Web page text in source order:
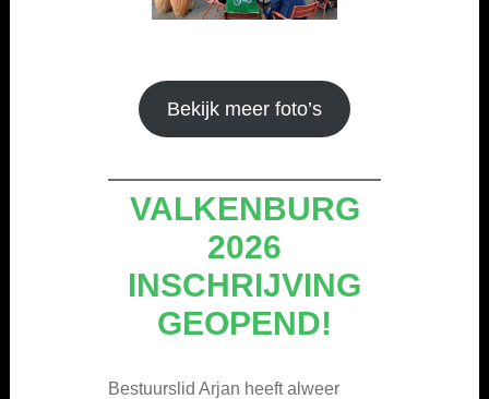
Bekijk meer foto’s
VALKENBURG
2026
INSCHRIJVING
GEOPEND!
Bestuurslid Arjan heeft alweer